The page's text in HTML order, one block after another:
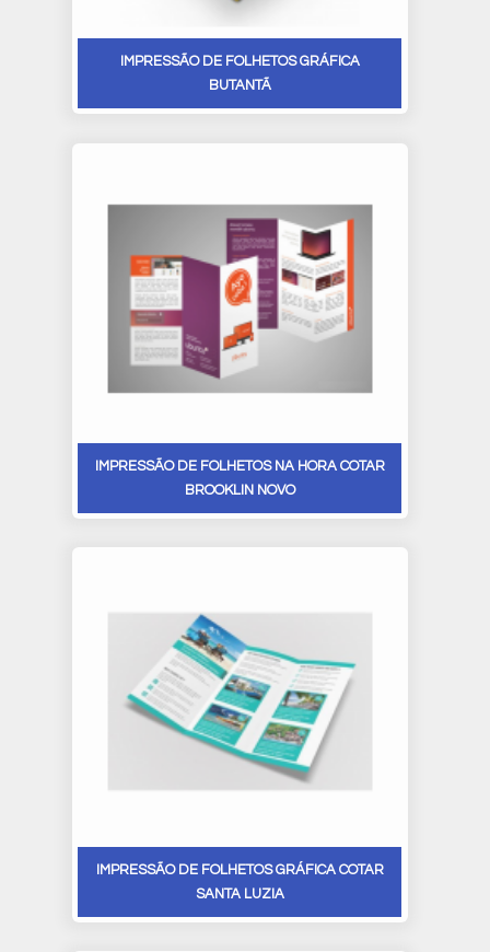
IMPRESSÃO DE FOLHETOS GRÁFICA
BUTANTÃ
IMPRESSÃO DE FOLHETOS NA HORA COTAR
BROOKLIN NOVO
IMPRESSÃO DE FOLHETOS GRÁFICA COTAR
SANTA LUZIA